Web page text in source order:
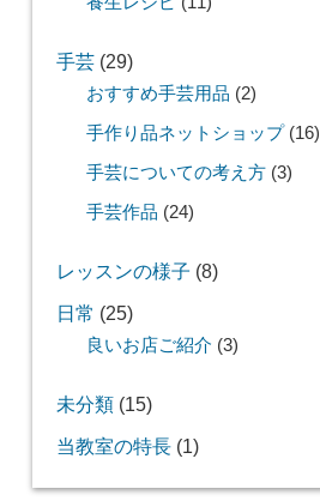
手芸(29)
おすすめ手芸用品 (2)
手作り品ネットショップ(16)
手芸についての考え方(3)
手芸作品 (24)
レッスンの様子 (8)
日常 (25)
良いお店ご紹介 (3)
未分類(15)
当教室の特長(1)